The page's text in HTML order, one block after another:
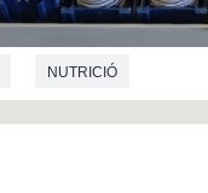
NUTRICIÓ